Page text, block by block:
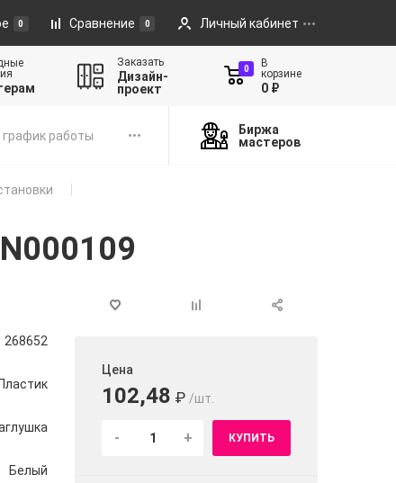
0 Сравнение 0 Личный кабинет
Заказать
Дизайн-
проект
0
В
корзине
0 ₽
работы
Биржа
мастеров
268652
Пластик
Белый
Цена
102,48 ₽ /шт.
- + КУПИТЬ